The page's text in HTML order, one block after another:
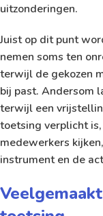
uitzonderingen.
Juist op dit punt
nemen soms ten
terwijl de gekozen
bij past. Andersom
terwijl een
toetsing verplicht
medewerkers
instrument en de